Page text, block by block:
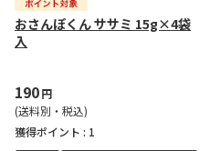
おさんぽくん ササミ 15g×4袋
入
190円
(送料別・税込)
獲得ポイント : 1